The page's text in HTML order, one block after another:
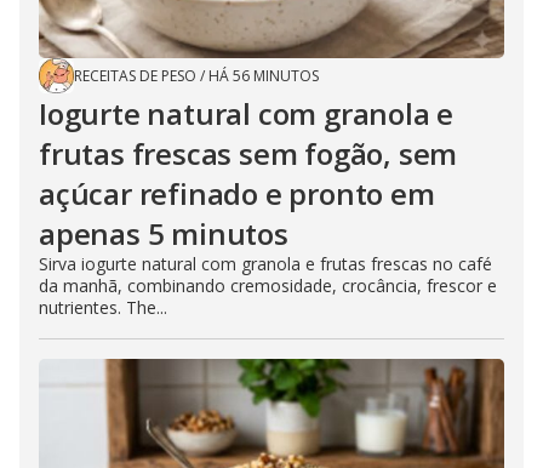
RECEITAS DE PESO / HÁ 56 MINUTOS
Iogurte natural com granola e
frutas frescas sem fogão, sem
açúcar refinado e pronto em
apenas 5 minutos
Sirva iogurte natural com granola e frutas frescas no café
da manhã, combinando cremosidade, crocância, frescor e
nutrientes. The...